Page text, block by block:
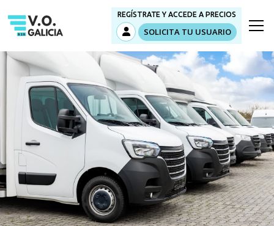
REGÍSTRATE Y ACCEDE A PRECIOS
SOLICITA TU USUARIO